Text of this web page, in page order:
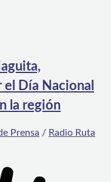
Día Nacional
la región
Prensa / Radio Ruta